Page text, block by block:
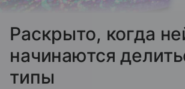
Раскрыто, когда
начинаются
типы